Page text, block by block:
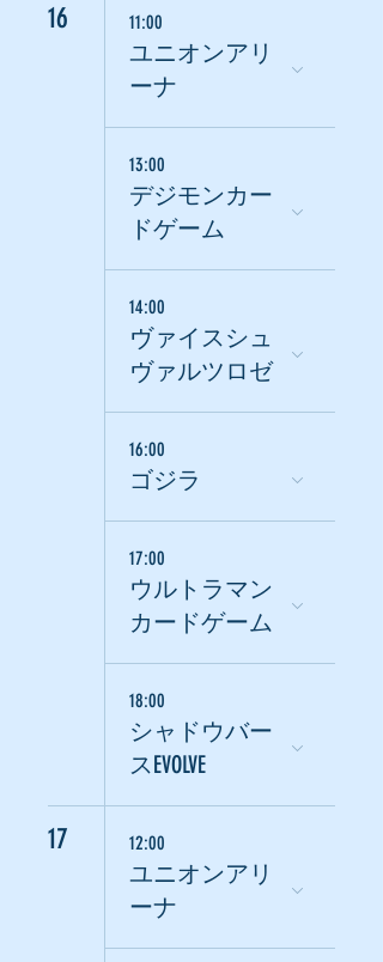
16 11:00
ユニオンアリ
ーナ
13:00
デジモンカー
ドゲーム
14:00
ヴァイスシュ
ヴァルツロゼ
16:00
ゴジラ
17:00
ウルトラマン
カードゲーム
18:00
シャドウバー
スEVOLVE
17 12:00
ユニオンアリ
ーナ